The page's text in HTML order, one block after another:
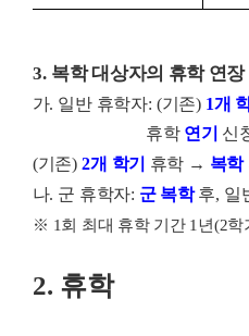
3. 복학 대상자의 휴학 연장
가. 일반 휴학자: (기존) 1개
휴학 연기 신
(기존)2개 학기 휴학 → 복학
나. 군 휴학자: 군 복학 후, 일
※ 1회 최대 휴학 기간 1 년(2학
2. 휴학